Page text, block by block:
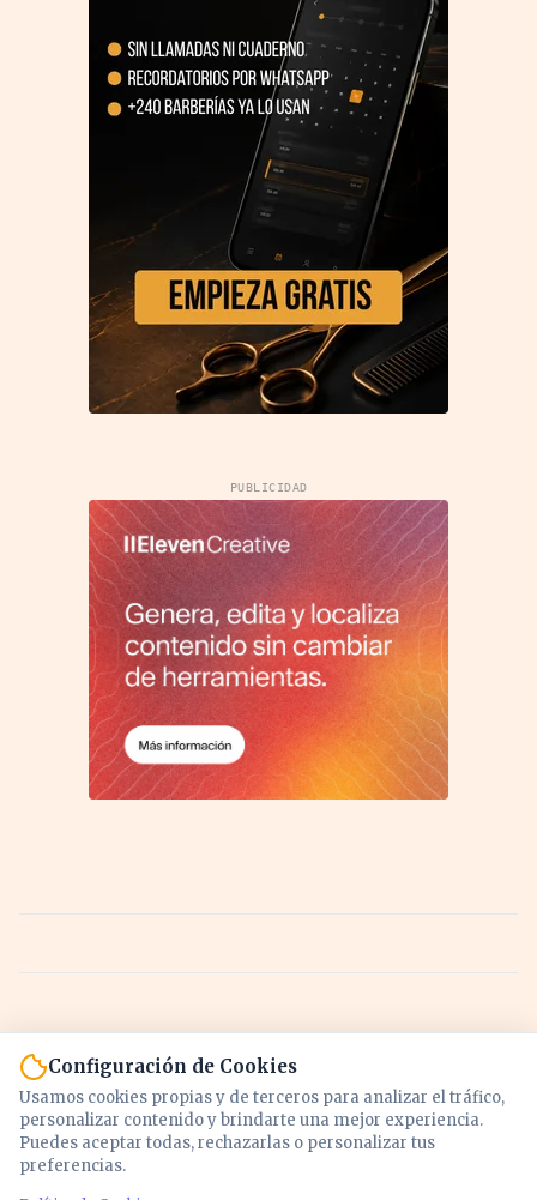
PUBLICIDAD
Configuración de Cookies
Usamos cookies propias y de terceros para analizar el tráfico,
personalizar contenido y brindarte una mejor experiencia.
Puedes aceptar todas, rechazarlas o personalizar tus
preferencias.